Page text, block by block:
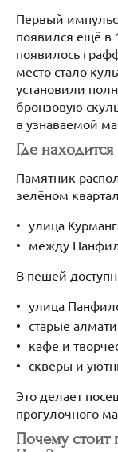
Первый
появился ещё в
появилось
место стало
установили
бронзовую
в узнаваемой
Где
Памятник
зелёном
улица
между
В пешей
улица
старые
кафе и
скверы и
Это делает
прогулочного
Почему стоит